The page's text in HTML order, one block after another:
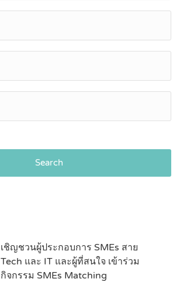
Search
เชิญชวนผู้ประกอบการ SMEs สาย
Tech และ IT และผู้ที่สนใจ เข้าร่วม
กิจกรรม SMEs Matching